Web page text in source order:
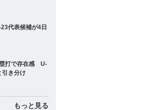
代表候補が4日
打で存在感 U-
引き分け
もっと見る